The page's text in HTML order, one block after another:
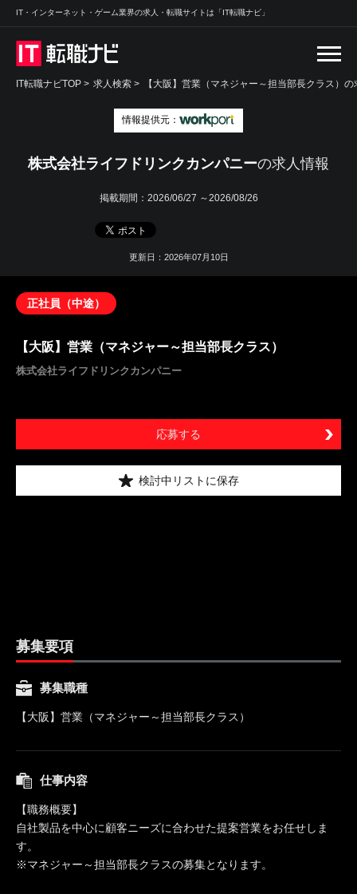
IT・インターネット・ゲーム業界の求人・転職サイトは「IT転職ナビ」
IT転職ナビTOP > 求人検索 > 【大阪】営業（マネジャー～担当部長クラス）
情報提供元：
株式会社ライフドリンクカンパニーの求人情報
掲載期間： 2026/06/27 ～2026/08/26
更新日：2026年07月10日
正社員（中途）
【大阪】営業（マネジャー～担当部長クラス）
株式会社ライフドリンクカンパニー
応募する
検討中リストに保存
募集要項
募集職種
【大阪】営業（マネジャー～担当部長クラス）
仕事内容
【職務概要】
自社製品を中心に顧客ニーズに合わせた提案営業をお任せしま
す。
※マネジャー～担当部長クラスの募集となります。